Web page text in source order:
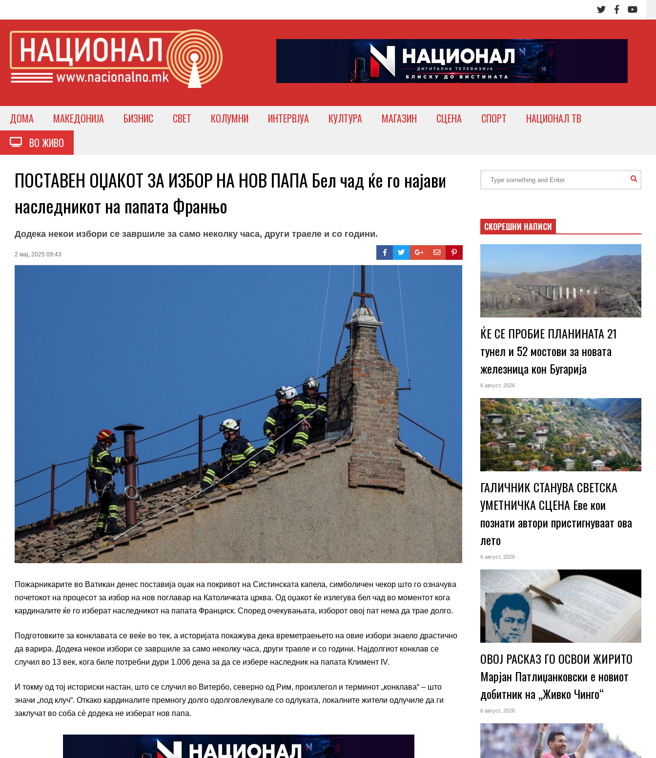
ДОМА МАКЕДОНИЈА БИЗНИС СВЕТ КОЛУМНИ ИНТЕРВЈУА КУЛТУРА МАГАЗИН СЦЕНА СПОРТ
НАЦИОНАЛ ТВ
ВО ЖИВО
ПОСТАВЕН ОЏАКОТ ЗА ИЗБОР НА НОВ ПАПА Бел чад ќе го најави
наследникот на папата Франњо
Додека некои избори се завршиле за само неколку часа, други траеле и со години.
2 мај, 2025 09:43
Пожарникарите во Ватикан денес поставија оџак на покривот на Систинската капела, симболичен чекор што го означува
почетокот на процесот за избор на нов поглавар на Католичката црква. Од оџакот ќе излегува бел чад во моментот кога
кардиналите ќе го изберат наследникот на папата Франциск. Според очекувањата, изборот овој пат нема да трае долго.
Подготовките за конклавата се веќе во тек, а историјата покажува дека времетраењето на овие избори знаело драстично
да варира. Додека некои избори се завршиле за само неколку часа, други траеле и со години. Најдолгиот конклав се
случил во 13 век, кога биле потребни дури 1.006 дена за да се избере наследник на папата Климент IV.
И токму од тој историски настан, што се случил во Витербо, северно од Рим, произлегол и терминот „конклава“ – што
значи „под клуч“. Откако кардиналите премногу долго одолговлекувале со одлуката, локалните жители одлучиле да ги
заклучат во соба сè додека не изберат нов папа.
СКОРЕШНИ НАПИСИ
ЌЕ СЕ ПРОБИЕ ПЛАНИНАТА 21
тунел и 52 мостови за новата
железница кон Бугарија
6 август, 2026
ГАЛИЧНИК СТАНУВА СВЕТСКА
УМЕТНИЧКА СЦЕНА Еве кои
познати автори пристигнуваат ова
лето
6 август, 2026
ОВОЈ РАСКАЗ ГО ОСВОИ ЖИРИТО
Марјан Патлиџанковски е новиот
добитник на „Живко Чинго“
6 август, 2026